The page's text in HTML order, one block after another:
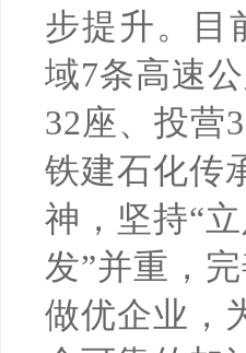
步提升。目
域7条高速
32座、投营
铁建石化传
神，坚持“
发”并重，
做优企业，